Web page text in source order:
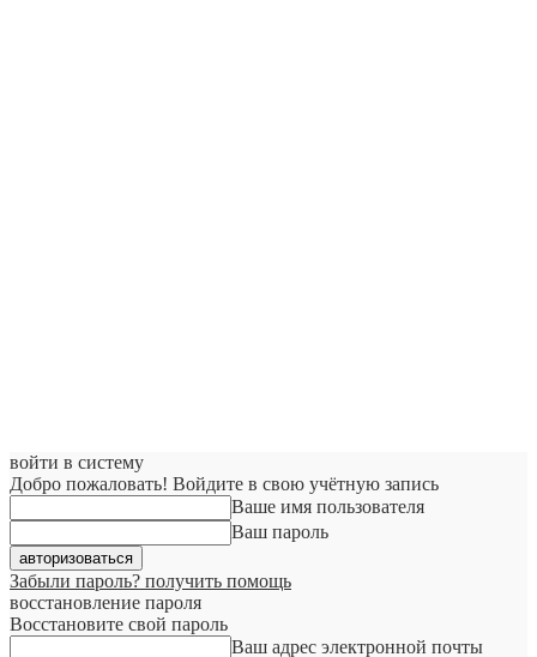
войти в систему
Добро пожаловать! Войдите в свою учётную запись
Ваше имя пользователя
Ваш пароль
Забыли пароль? получить помощь
восстановление пароля
Восстановите свой пароль
Ваш адрес электронной почты